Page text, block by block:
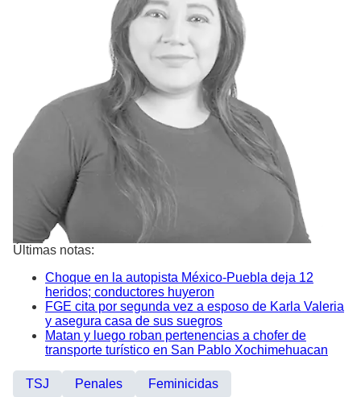
Últimas notas:
Choque en la autopista México-Puebla deja 12
heridos; conductores huyeron
FGE cita por segunda vez a esposo de Karla Valeria
y asegura casa de sus suegros
Matan y luego roban pertenencias a chofer de
transporte turístico en San Pablo Xochimehuacan
TSJ Penales Feminicidas